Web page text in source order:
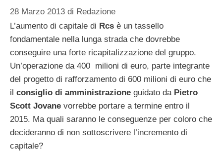
28 Marzo 2013 di Redazione
L’aumento di capitale di Rcs è un tassello
fondamentale nella lunga strada che dovrebbe
conseguire una forte ricapitalizzazione del gruppo.
Un’operazione da 400 milioni di euro, parte integrante
del progetto di rafforzamento di 600 milioni di euro che
il consiglio di amministrazione guidato da Pietro
Scott Jovane vorrebbe portare a termine entro il
2015. Ma quali saranno le conseguenze per coloro che
decideranno di non sottoscrivere l’incremento di
capitale?